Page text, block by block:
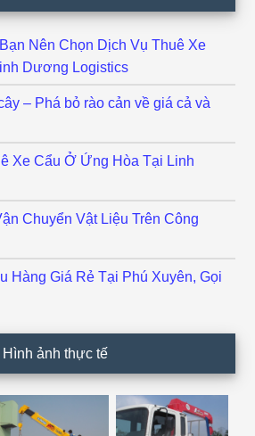
Nên Chọn Dịch Vụ Thuê Xe
Dương Logistics
– Phá bỏ rào cản về giá cả và
Xe Cẩu Ở Ứng Hòa Tại Linh
Chuyển Vật Liệu Trên Công
Hàng Giá Rẻ Tại Phú Xuyên, Gọi
Hình ảnh thực tế